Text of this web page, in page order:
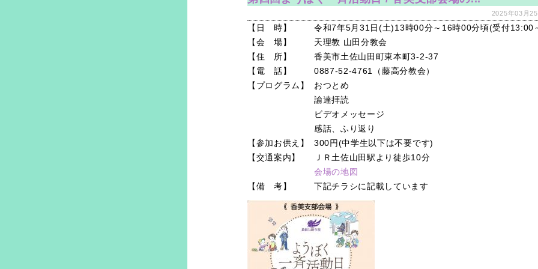
2025年03月
【日 時】 令和7年5月31日(土)13時00分 ～16時00分頃(受付13:00
【会 場】
天理教 山田分教会
【住 所】
香美市土佐山田町東本町3-2-37
【電 話】
0887-52-4761（藤高分教会）
【プログラム】
おつとめ
諭達拝読
ビデオメッセージ
感話、ふり返り
【参加お供え】
300円(中学生以下は不要です)
【交通案内】
ＪＲ土佐山田駅より徒歩10分
会場の地図
【備 考】
下記チラシに記載しています